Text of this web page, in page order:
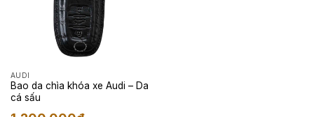
AUDI
Bao da chìa khóa xe Audi – Da
cá sấu